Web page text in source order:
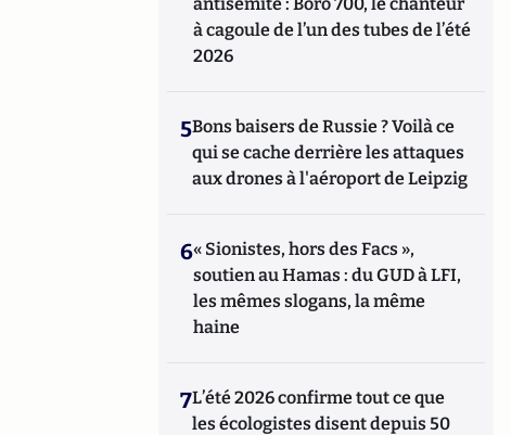
à cagoule de l’un des tubes de l’été
2026
5Bons baisers de Russie ? Voilà ce
qui se cache derrière les attaques
aux drones à l'aéroport de Leipzig
6« Sionistes, hors des Facs »,
soutien au Hamas : du GUD à LFI,
les mêmes slogans, la même
haine
7L’été 2026 confirme tout ce que
les écologistes disent depuis 50